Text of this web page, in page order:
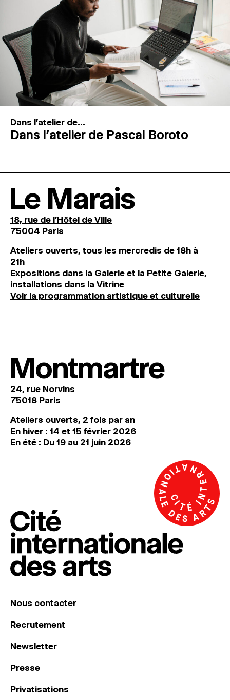
Dans l'atelier de...
Dans l’atelier de Pascal Boroto
Le Marais
18, rue de l'Hôtel de Ville
75004 Paris
Ateliers ouverts, tous les mercredis de 18h à
21h
Expositions dans la Galerie et la Petite Galerie,
installations dans la Vitrine
Voir la programmation artistique et culturelle
Montmartre
24, rue Norvins
75018 Paris
Ateliers ouverts, 2 fois par an
En hiver : 14 et 15 février 2026
En été : Du 19 au 21 juin 2026
Nous contacter
Recrutement
Newsletter
Presse
Privatisations